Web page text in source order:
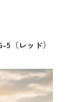
（レッド）